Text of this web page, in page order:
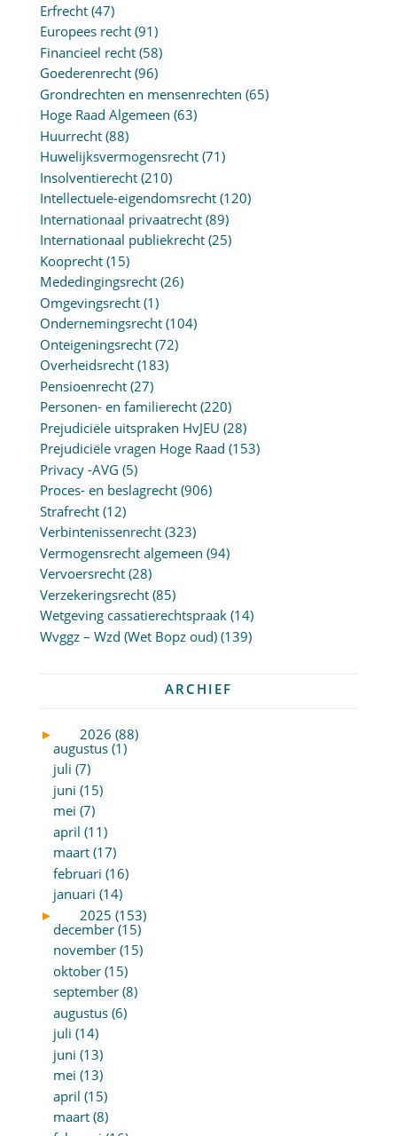
Erfrecht(47)
Europees recht(91)
Financieel recht(58)
Goederenrecht(96)
Grondrechten en mensenrechten (65)
Hoge Raad Algemeen (63)
Huurrecht(88)
Huwelijksvermogensrecht(71)
Insolventierecht(210)
Intellectuele-eigendomsrecht(120)
Internationaal privaatrecht(89)
Internationaal publiekrecht(25)
Kooprecht(15)
Mededingingsrecht(26)
Omgevingsrecht(1)
Ondernemingsrecht(104)
Onteigeningsrecht(72)
Overheidsrecht(183)
Pensioenrecht(27)
Personen- en familierecht(220)
Prejudiciële uitspraken HvJEU (28)
Prejudiciële vragen Hoge Raad (153)
Privacy -AVG (5)
Proces- en beslagrecht(906)
Strafrecht(12)
Verbintenissenrecht(323)
Vermogensrecht algemeen (94)
Vervoersrecht(28)
Verzekeringsrecht(85)
Wetgeving cassatierechtspraak(14)
Wvggz – Wzd (Wet Bopz oud)(139)
ARCHIEF
►
2026 (88)
augustus (1)
juli (7)
juni (15)
mei (7)
april (11)
maart (17)
februari (16)
januari (14)
►
2025 (153)
december (15)
november (15)
oktober (15)
september (8)
augustus (6)
juli (14)
juni (13)
mei (13)
april (15)
maart (8)